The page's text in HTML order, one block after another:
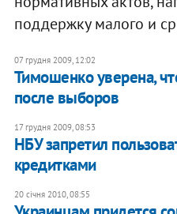
поддержку малого и
07 грудня 2009, 12:02
Тимошенко уверена,
после выборов
17 грудня 2009, 08:53
НБУ запретил
кредитками
20 січня 2010, 08:55